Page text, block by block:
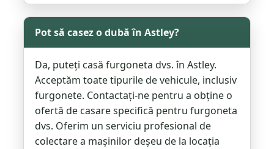
Pot să casez o dubă în Astley?
Da, puteți casă furgoneta dvs. în Astley.
Acceptăm toate tipurile de vehicule, inclusiv
furgonete. Contactați-ne pentru a obține o
ofertă de casare specifică pentru furgoneta
dvs. Oferim un serviciu profesional de
colectare a mașinilor deșeu de la locația